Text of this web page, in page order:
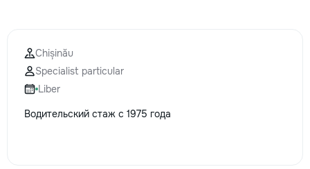
Chișinău
Specialist particular
Liber
Водительский стаж с 1975 года